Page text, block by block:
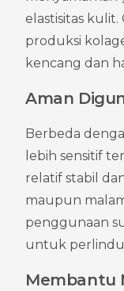
elastisitas
produksi
kencang dan
Aman
Berbeda
lebih sensitif
relatif stabil
maupun
penggunaan
untuk
Membantu